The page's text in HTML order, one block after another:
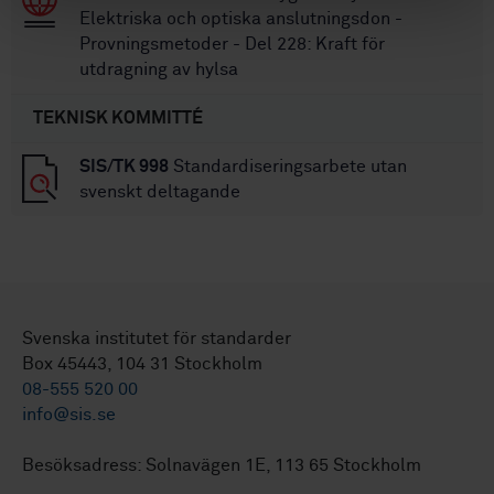
Elektriska och optiska anslutningsdon -
Provningsmetoder - Del 228: Kraft för
utdragning av hylsa
TEKNISK KOMMITTÉ
SIS/TK 998 Standardiseringsarbete utan
svenskt deltagande
Svenska institutet för standarder
Box 45443, 104 31 Stockholm
08-555 520 00
info@sis.se
Besöksadress: Solnavägen 1E, 113 65 Stockholm